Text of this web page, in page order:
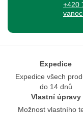
+420
Expedice
Expedice všech
do 14 dnů
Vlastní úpravy
Možnost vlastního